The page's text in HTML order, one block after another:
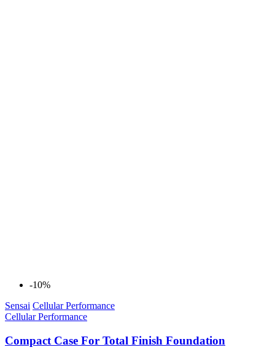
-10%
Sensai Cellular Performance
Cellular Performance
Compact Case For Total Finish Foundation